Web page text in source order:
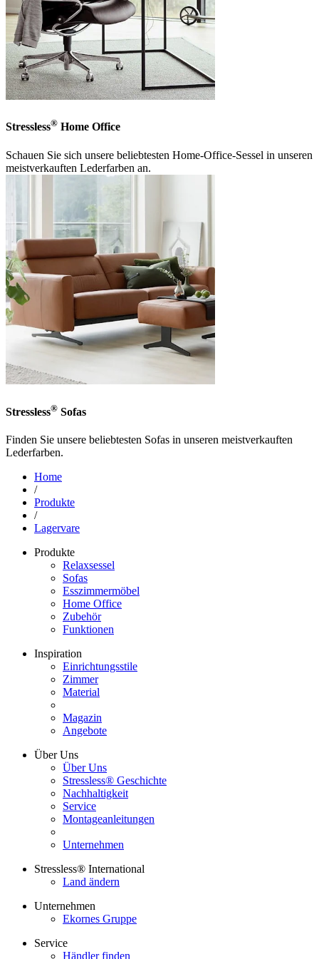
Stressless® Home Office
Schauen Sie sich unsere beliebtesten Home-Office-Sessel in unseren
meistverkauften Lederfarben an.
Stressless® Sofas
Finden Sie unsere beliebtesten Sofas in unseren meistverkauften
Lederfarben.
Home
/
Produkte
/
Lagervare
Produkte
Relaxsessel
Sofas
Esszimmermöbel
Home Office
Zubehör
Funktionen
Inspiration
Einrichtungsstile
Zimmer
Material
Magazin
Angebote
Über Uns
Über Uns
Stressless® Geschichte
Nachhaltigkeit
Service
Montageanleitungen
Unternehmen
Stressless® International
Land ändern
Unternehmen
Ekornes Gruppe
Service
Händler finden